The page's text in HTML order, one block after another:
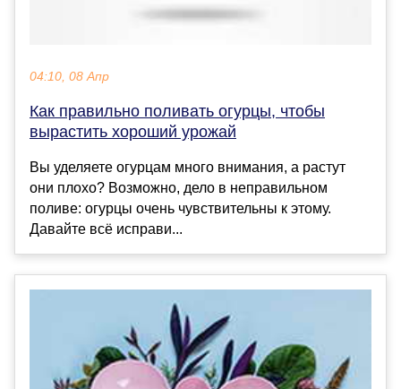
04:10, 08 Апр
Как правильно поливать огурцы, чтобы
вырастить хороший урожай
Вы уделяете огурцам много внимания, а растут
они плохо? Возможно, дело в неправильном
поливе: огурцы очень чувствительны к этому.
Давайте всё исправи...